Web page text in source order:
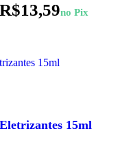
R$13,59no Pix
15ml